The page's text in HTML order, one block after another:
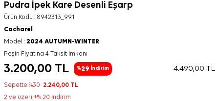
Pudra İpek Kare Desenli Eşarp
Ürün Kodu : 8942313_991
Cacharel
Model : 2024 AUTUMN-WINTER
Peşin Fiyatına 4 Taksit İmkanı
3.200,00 TL %29 İndirim 4.490,00TL
Sepette %30 2.240,00 TL
2 ve üzeri +% 20 indirim